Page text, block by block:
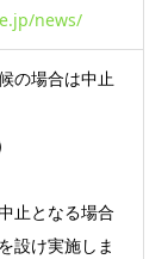
news/
の場合は中止
止となる場合
設け実施しま